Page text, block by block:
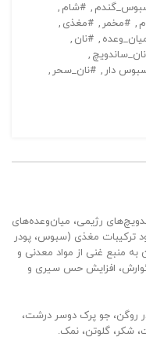
, #شام ,
, #مخمر , #مغذی ,
, #نان ,
,
دار , #نان_سحر ,
رژیمی، میان‌وعده‌های
ترکیبات مغذی (سبوس، پودر
منبع غنی از مواد معدنی و
گوارش، افزایش حس سیری و
روگن، جو پرک دوسر درشت،
شکر، گلوتن، نمک.